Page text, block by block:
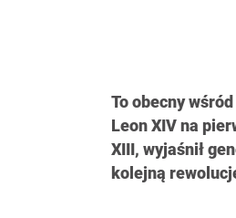
To obecny
Leon XIV na
XIII, wyjaśnił
kolejną